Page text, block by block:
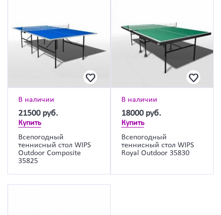
В наличии
21500 руб.
Купить
Всепогодный
теннисный стол WIPS
Outdoor Composite
35825
В наличии
18000 руб.
Купить
Всепогодный
теннисный стол WIPS
Royal Outdoor 35830